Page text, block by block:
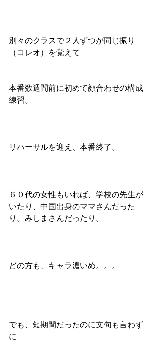
別々のクラスで２人ずつが同じ振り
（コレオ）を覚えて
本番数週間前に初めて顔合わせの構成
練習。
リハーサルを迎え、本番終了。
６０代の女性もいれば、学校の先生が
いたり、中国出身のママさんだった
り。みしまさんだったり。
どの方も、キャラ濃いめ。。。
でも、短期間だったのに文句も言わず
に